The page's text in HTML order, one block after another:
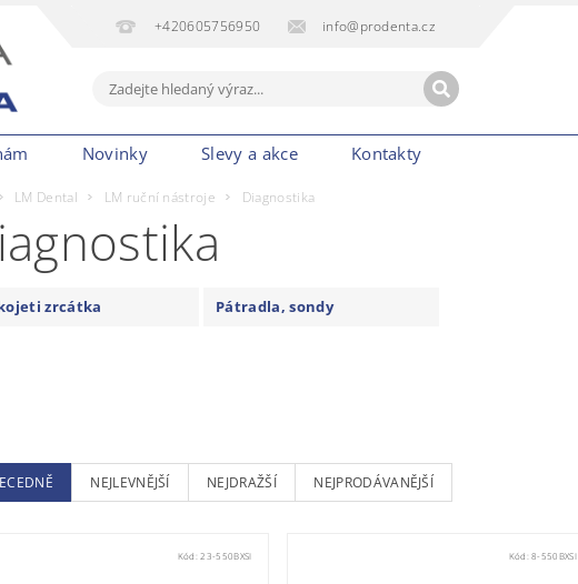
+420605756950 info@prodenta.cz
Novinky Slevy a akce Kontakty
LM Dental LM ruční nástroje Diagnostika
zrcátka Pátradla, sondy
NEJLEVNĚJŠÍ NEJDRAŽŠÍ NEJPRODÁVANĚJŠÍ
Kód:23-550BXSI Kód:8-550BXSI